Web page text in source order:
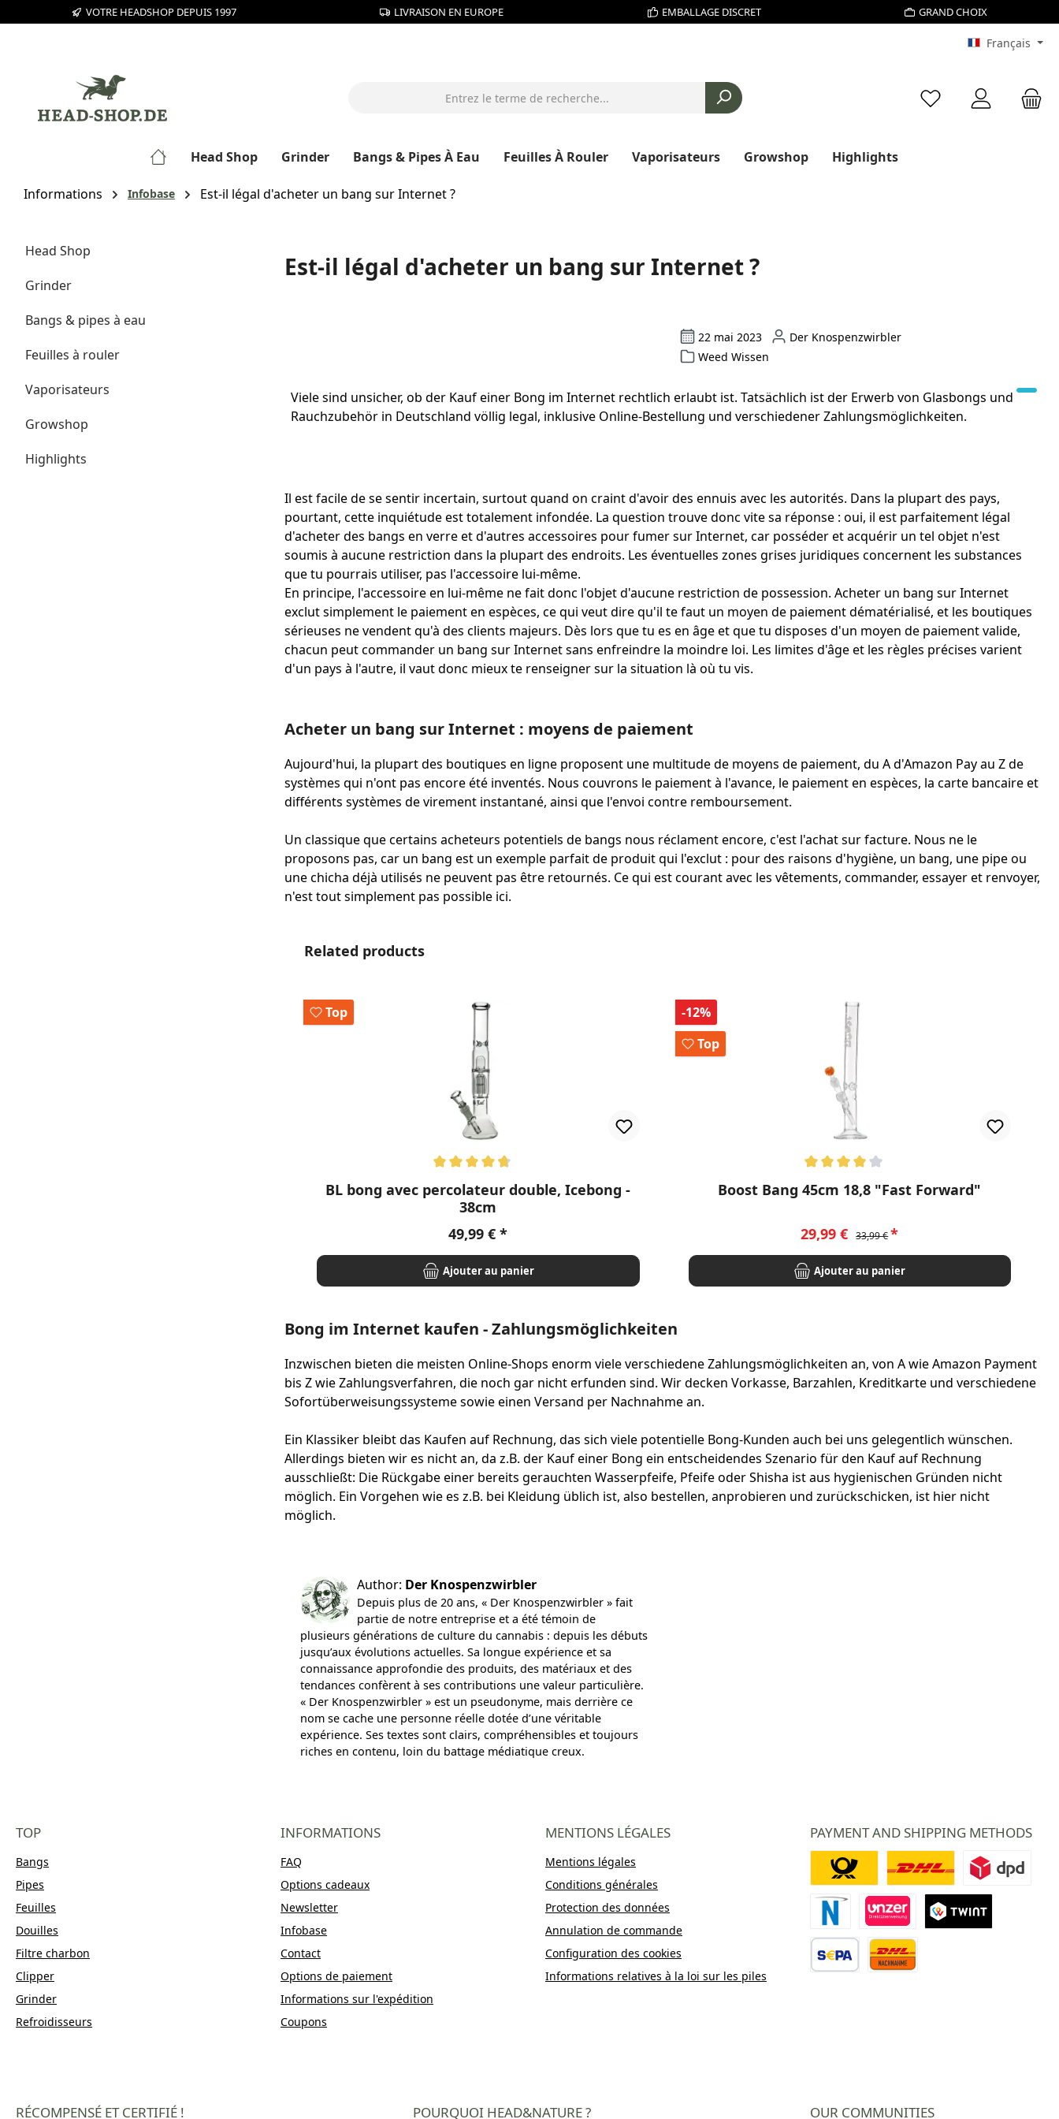
au contenu principal
Passer à la recherche
Passer à la navigation principale
VOTRE HEADSHOP DEPUIS 1997 LIVRAISON EN EUROPE EMBALLAGE DISCRET GRAND CHOIX
Français
Vous avez 0 articles
Head Shop Grinder Bangs & Pipes À Eau Feuilles À Rouler Vaporisateurs Growshop Highlights
Informations Infobase Est-il légal d'acheter un bang sur Internet ?
Head Shop
Grinder
Bangs & pipes à eau
Feuilles à rouler
Vaporisateurs
Growshop
Highlights
Est-il légal d'acheter un bang sur Internet ?
22 mai 2023
Der Knospenzwirbler
Weed Wissen
Viele sind unsicher, ob der Kauf einer Bong im Internet rechtlich erlaubt ist. Tatsächlich ist der Erwerb von Glasbongs und
Rauchzubehör in Deutschland völlig legal, inklusive Online-Bestellung und verschiedener Zahlungsmöglichkeiten.
Il est facile de se sentir incertain, surtout quand on craint d'avoir des ennuis avec les autorités. Dans la plupart des pays,
pourtant, cette inquiétude est totalement infondée. La question trouve donc vite sa réponse : oui, il est parfaitement légal
d'acheter des bangs en verre et d'autres accessoires pour fumer sur Internet, car posséder et acquérir un tel objet n'est
soumis à aucune restriction dans la plupart des endroits. Les éventuelles zones grises juridiques concernent les substances
que tu pourrais utiliser, pas l'accessoire lui-même.
En principe, l'accessoire en lui-même ne fait donc l'objet d'aucune restriction de possession. Acheter un bang sur Internet
exclut simplement le paiement en espèces, ce qui veut dire qu'il te faut un moyen de paiement dématérialisé, et les boutiques
sérieuses ne vendent qu'à des clients majeurs. Dès lors que tu es en âge et que tu disposes d'un moyen de paiement valide,
chacun peut commander un bang sur Internet sans enfreindre la moindre loi. Les limites d'âge et les règles précises varient
d'un pays à l'autre, il vaut donc mieux te renseigner sur la situation là où tu vis.
Acheter un bang sur Internet : moyens de paiement
Aujourd'hui, la plupart des boutiques en ligne proposent une multitude de moyens de paiement, du A d'Amazon Pay au Z de
systèmes qui n'ont pas encore été inventés. Nous couvrons le paiement à l'avance, le paiement en espèces, la carte bancaire et
différents systèmes de virement instantané, ainsi que l'envoi contre remboursement.
Un classique que certains acheteurs potentiels de bangs nous réclament encore, c'est l'achat sur facture. Nous ne le
proposons pas, car un bang est un exemple parfait de produit qui l'exclut : pour des raisons d'hygiène, un bang, une pipe ou
une chicha déjà utilisés ne peuvent pas être retournés. Ce qui est courant avec les vêtements, commander, essayer et renvoyer,
n'est tout simplement pas possible ici.
Ignorer la galerie de produits
Related products
Top
Note moyenne de 4.63 sur 5 étoiles
BL bong avec percolateur double, Icebong -
38cm
Prix régulier :
49,99 €
Ajouter au panier
-12%Réduction
Top
Note moyenne de 4 sur 5 étoiles
Boost Bang 45cm 18,8 "Fast Forward"
Prix de vente :
29,99 € Prix régulier :
33,99 €
Ajouter au panier
Bong im Internet kaufen - Zahlungsmöglichkeiten
Inzwischen bieten die meisten Online-Shops enorm viele verschiedene Zahlungsmöglichkeiten an, von A wie Amazon Payment
bis Z wie Zahlungsverfahren, die noch gar nicht erfunden sind. Wir decken Vorkasse, Barzahlen, Kreditkarte und verschiedene
Sofortüberweisungssysteme sowie einen Versand per Nachnahme an.
Ein Klassiker bleibt das Kaufen auf Rechnung, das sich viele potentielle Bong-Kunden auch bei uns gelegentlich wünschen.
Allerdings bieten wir es nicht an, da z.B. der Kauf einer Bong ein entscheidendes Szenario für den Kauf auf Rechnung
ausschließt: Die Rückgabe einer bereits gerauchten Wasserpfeife, Pfeife oder Shisha ist aus hygienischen Gründen nicht
möglich. Ein Vorgehen wie es z.B. bei Kleidung üblich ist, also bestellen, anprobieren und zurückschicken, ist hier nicht
möglich.
Author: Der Knospenzwirbler
Depuis plus de 20 ans, « Der Knospenzwirbler » fait
partie de notre entreprise et a été témoin de
plusieurs générations de culture du cannabis : depuis les débuts
jusqu’aux évolutions actuelles. Sa longue expérience et sa
connaissance approfondie des produits, des matériaux et des
tendances confèrent à ses contributions une valeur particulière.
« Der Knospenzwirbler » est un pseudonyme, mais derrière ce
nom se cache une personne réelle dotée d’une véritable
expérience. Ses textes sont clairs, compréhensibles et toujours
riches en contenu, loin du battage médiatique creux.
TOP
Bangs
Pipes
Feuilles
Douilles
Filtre charbon
Clipper
Grinder
Refroidisseurs
INFORMATIONS
FAQ
Options cadeaux
Newsletter
Infobase
Contact
Options de paiement
Informations sur l'expédition
Coupons
MENTIONS LÉGALES
Mentions légales
Conditions générales
Protection des données
Annulation de commande
Configuration des cookies
Informations relatives à la loi sur les piles
PAYMENT AND SHIPPING METHODS
Paiement Novalnet
Virement direct
Deutsche PostDHL DPD
RÉCOMPENSÉ ET CERTIFIÉ ! POURQUOI HEAD&NATURE ? OUR COMMUNITIES